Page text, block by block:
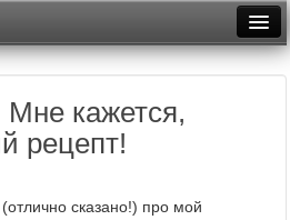
Неделя
Месяц
кажется,
рецепт!
сказано!) про мой